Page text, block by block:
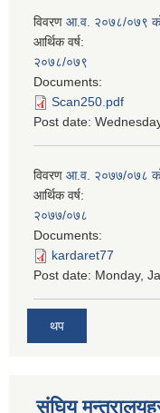
विवरण आ.व. २०७८/०७९
आर्थिक वर्ष:
२०७८/०७९
Documents:
Scan250.pdf
Post date:
विवरण आ.व. २०७७/०७८
आर्थिक वर्ष:
२०७७/०७८
Documents:
kardaret77
Post date: Monday,
थप
स‌ंघिय